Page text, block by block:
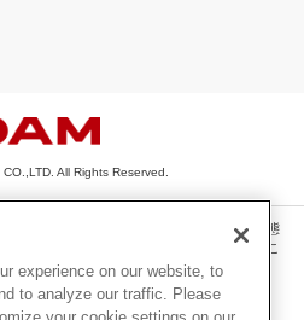
All Rights Reserved.
・画像・写真・動画・音声等を、手段や形態
て無断で複製、転載、ファイル化などするこ
用いただけない場合があります。
experience on our website, to
to analyze our traffic. Please